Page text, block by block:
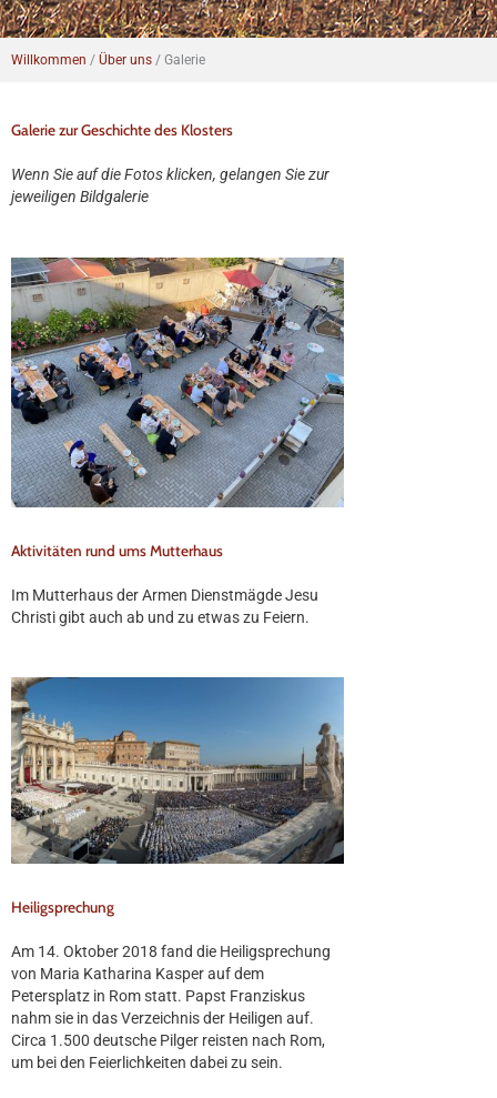
Willkommen / Über uns / Galerie
Galerie zur Geschichte des Klosters
Wenn Sie auf die Fotos klicken, gelangen Sie zur
jeweiligen Bildgalerie
Aktivitäten rund ums Mutterhaus
Im Mutterhaus der Armen Dienstmägde Jesu
Christi gibt auch ab und zu etwas zu Feiern.
Heiligsprechung
Am 14. Oktober 2018 fand die Heiligsprechung
von Maria Katharina Kasper auf dem
Petersplatz in Rom statt. Papst Franziskus
nahm sie in das Verzeichnis der Heiligen auf.
Circa 1.500 deutsche Pilger reisten nach Rom,
um bei den Feierlichkeiten dabei zu sein.